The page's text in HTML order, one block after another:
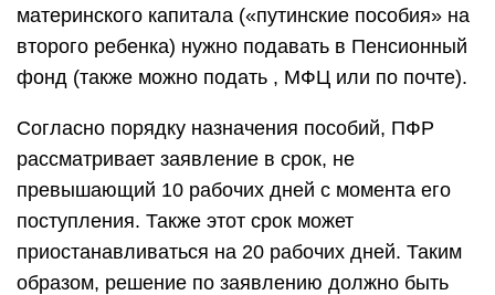
материнского капитала («путинские пособия» на
второго ребенка) нужно подавать в Пенсионный
фонд (также можно подать , МФЦ или по почте).
Согласно порядку назначения пособий, ПФР
рассматривает заявление в срок, не
превышающий 10 рабочих дней с момента его
поступления. Также этот срок может
приостанавливаться на 20 рабочих дней. Таким
образом, решение по заявлению должно быть